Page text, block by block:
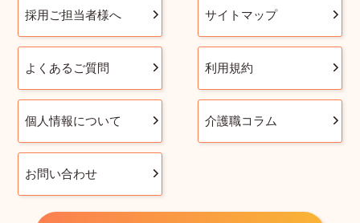
採用ご担当者様へ サイトマップ
よくあるご質問 利用規約
個人情報について 介護職コラム
お問い合わせ